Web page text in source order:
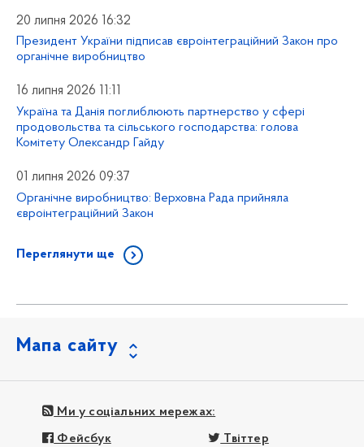
20 липня 2026 16:32
Президент України підписав євроінтеграційний Закон про
органічне виробництво
16 липня 2026 11:11
Україна та Данія поглиблюють партнерство у сфері
продовольства та сільського господарства: голова
Комітету Олександр Гайду
01 липня 2026 09:37
Органічне виробництво: Верховна Рада прийняла
євроінтеграційний Закон
Переглянути ще
Мапа сайту
Ми у соціальних мережах:
Фейсбук Твіттер